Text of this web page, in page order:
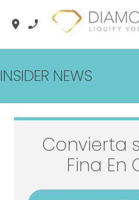
content
location_on phone_enabled
INSIDER NEWS
Convierta
Fina En